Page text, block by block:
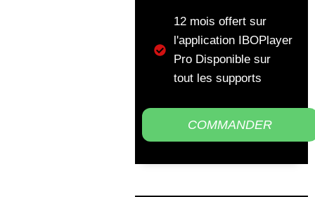
12 mois offert sur
l'application IBOPlayer
Pro Disponible sur
tout les supports
COMMANDER